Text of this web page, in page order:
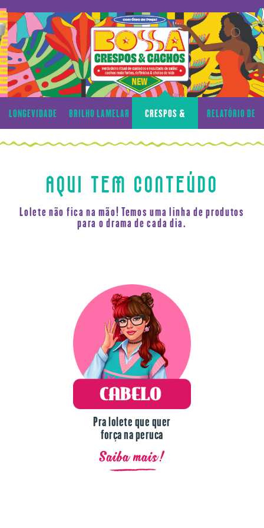
CAPILAR CACHOS TRANSPARÊNCIA
LONGEVIDADE
CAPILAR
BRILHO LAMELAR CRESPOS &
CACHOS
RELATÓRIO DE
TRANSPARÊNCIA
AQUI TEM CONTEÚDO
Lolete não fica na mão! Temos uma linha de produtos
para o drama de cada dia.
Pra lolete que quer
força na peruca
Saiba mais!